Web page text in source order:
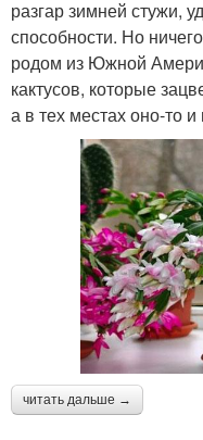
разгар зимней стужи,
способности. Но
родом из Южной
кактусов, которые
а в тех местах оно-то
читать дальше →